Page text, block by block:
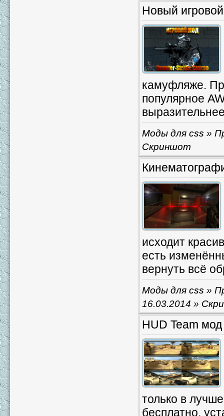
Новый
камуфляже.
популярное
Моды для css »
Скриншот
исходит
есть
вернуть всё
Моды для css »
16.03.2014 »
HUD Team
только в
бесплатно,